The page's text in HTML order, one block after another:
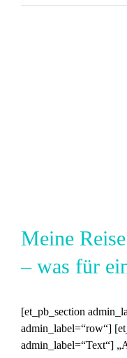
Meine
– was für
[et_pb_section
admin_label=“row“]
admin_label=“Text“]